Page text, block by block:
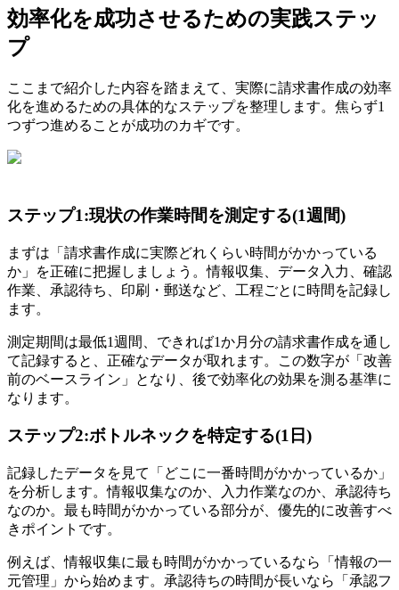
効率化を成功させるための実践ステッ
プ
ここまで紹介した内容を踏まえて、実際に請求書作成の効率
化を進めるための具体的なステップを整理します。焦らず1
つずつ進めることが成功のカギです。
ステップ1:現状の作業時間を測定する(1週間)
まずは「請求書作成に実際どれくらい時間がかかっている
か」を正確に把握しましょう。情報収集、データ入力、確認
作業、承認待ち、印刷・郵送など、工程ごとに時間を記録し
ます。
測定期間は最低1週間、できれば1か月分の請求書作成を通し
て記録すると、正確なデータが取れます。この数字が「改善
前のベースライン」となり、後で効率化の効果を測る基準に
なります。
ステップ2:ボトルネックを特定する(1日)
記録したデータを見て「どこに一番時間がかかっているか」
を分析します。情報収集なのか、入力作業なのか、承認待ち
なのか。最も時間がかかっている部分が、優先的に改善すべ
きポイントです。
例えば、情報収集に最も時間がかかっているなら「情報の一
元管理」から始めます。承認待ちの時間が長いなら「承認フ